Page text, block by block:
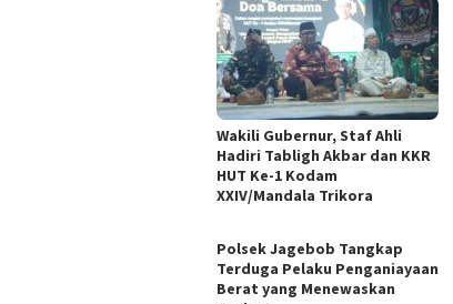
Wakili Gubernur, Staf Ahli
Hadiri Tabligh Akbar dan KKR
HUT Ke-1 Kodam
XXIV/Mandala Trikora
Polsek Jagebob Tangkap
Terduga Pelaku Penganiayaan
Berat yang Menewaskan